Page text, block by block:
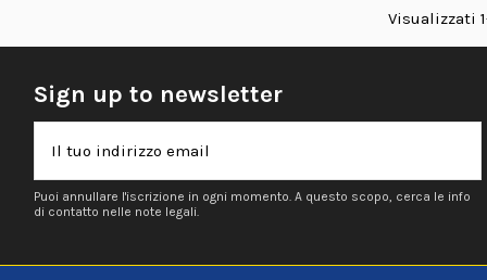
Visualizzati
Sign up to newsletter
Puoi annullare l'iscrizione in ogni momento. A questo scopo, cerca le info
di contatto nelle note legali.